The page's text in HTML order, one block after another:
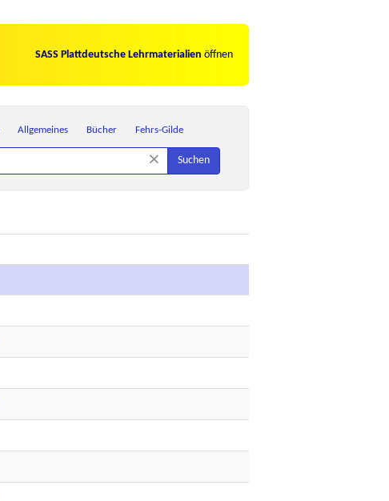
SASS Plattdeutsche Lehrmaterialien öffnen
Allgemeines Bücher Fehrs-Gilde
× Suchen